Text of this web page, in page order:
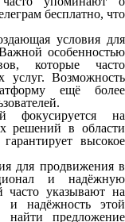
бесплатно, что
условия для
особенностью
которые часто
услуг. Возможность
ещё более
на
решений в области
высокое
для продвижения в
и надёжную
часто указывают на
и надёжность этой
предложение